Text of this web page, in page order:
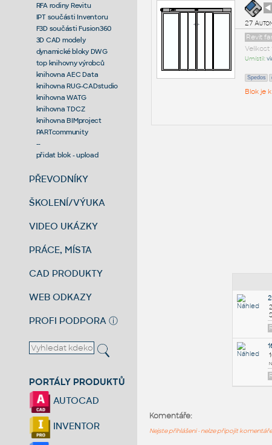
RFA rodiny Revitu
IPT součásti Inventoru
F3D součásti Fusion360
3D CAD modely
dynamické bloky DWG
top knihovny výrobců
knihovna AEC Data
knihovna RUG-CADstudio
knihovna WATG
knihovna TDCZ
knihovna BIMproject
PARTcommunity
--
přidat blok - upload
PŘEVODNÍKY
ŠKOLENÍ/VÝUKA
VIDEO UKÁZKY
PRÁCE, MÍSTA
CAD PRODUKTY
WEB ODKAZY
PROFI PODPORA ⓘ
PORTÁLY PRODUKTŮ
AUTOCAD
INVENTOR
◄
27
Revit
Velikost
Umístil:
Spedos
Blok je
Komentáře:
Nejste přihlášeni - nelze připojit